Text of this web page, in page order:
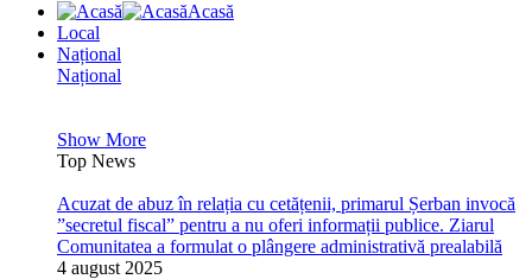
Acasă
Local
Național
Național
Show More
Top News
Acuzat de abuz în relația cu cetățenii, primarul Șerban invocă
”secretul fiscal” pentru a nu oferi informații publice. Ziarul
Comunitatea a formulat o plângere administrativă prealabilă
4 august 2025